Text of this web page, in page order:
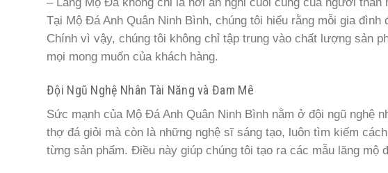
Tại Mộ Đá Anh Quân Ninh Bình, chúng tôi hiểu rằng mỗi gia
Chính vì vậy, chúng tôi không chỉ tập trung vào chất lượng sản
mọi mong muốn của khách hàng.
Đội Ngũ Nghệ Nhân Tài Năng và Đam Mê
Sức mạnh của Mộ Đá Anh Quân Ninh Bình nằm ở đội ngũ nghệ
thợ đá giỏi mà còn là những nghệ sĩ sáng tạo, luôn tìm kiếm
từng sản phẩm. Điều này giúp chúng tôi tạo ra các mẫu lăng mộ